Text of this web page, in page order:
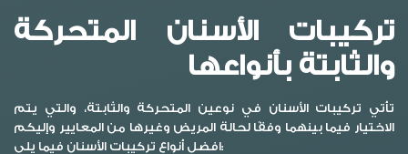
تركيبات الأسنان المتحركة
والثابتة بأنواعها
تأتي تركيبات الأسنان في نوعين المتحركة والثابتة، والتي يتم
الاختيار فيما بينهما وفقًا لحالة المريض وغيرها من المعايير وإليكم
افضل أنواع تركيبات الأسنان فيما يلي: